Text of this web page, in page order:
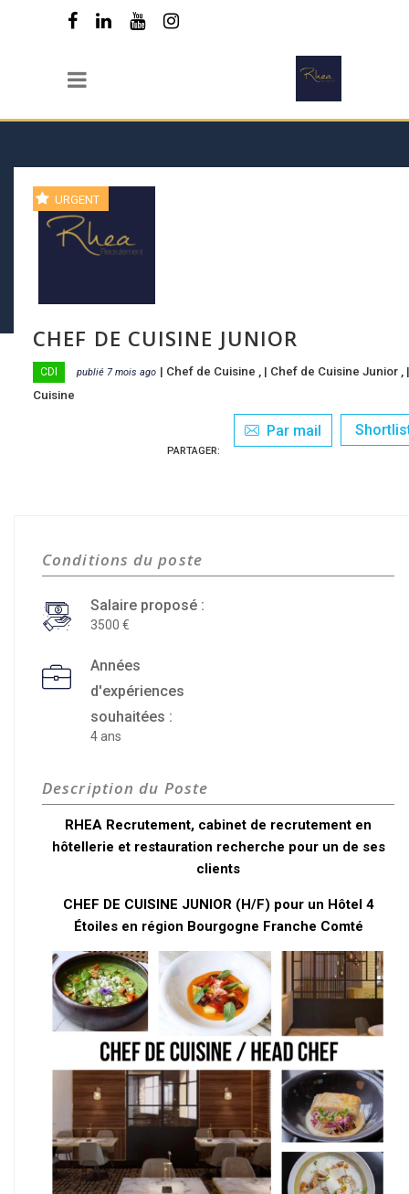
URGENT
CHEF DE CUISINE JUNIOR
CDI publié 7 mois ago | Chef de Cuisine , | Chef de Cuisine Junior , |
Cuisine
Par mail
PARTAGER:
Conditions du poste
Salaire proposé :
3500
Années
d'expériences
souhaitées :
4 ans
Description du Poste
RHEA Recrutement, cabinet de recrutement en
hôtellerie et restauration recherche pour un de ses
clients
CHEF DE CUISINE JUNIOR (H/F) pour un Hôtel 4
Étoiles en région Bourgogne Franche Comté